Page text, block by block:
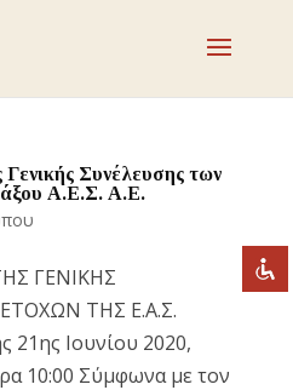
Συνέλευσης των
Α.Ε.Σ. Α.Ε.
ΓΕΝΙΚΗΣ
ΤΗΣ Ε.Α.Σ.
21ης Ιουνίου 2020,
10:00 Σύμφωνα με τον